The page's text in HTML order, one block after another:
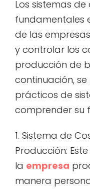
Los sistemas
fundamentales
de las
y controlar los
producción de
continuación,
prácticos de
comprender su
1. Sistema de
Producción:
la empresa
manera